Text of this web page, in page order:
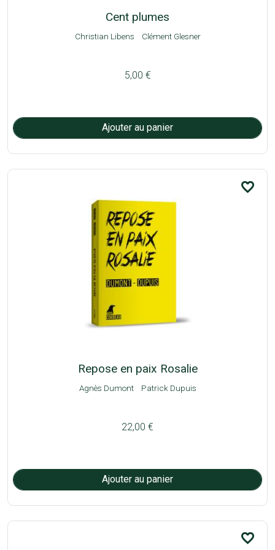
Cent plumes
Christian Libens Clément Glesner
5,00 €
favorite_border
Repose en paix Rosalie
Agnès Dumont Patrick Dupuis
22,00 €
favorite_border